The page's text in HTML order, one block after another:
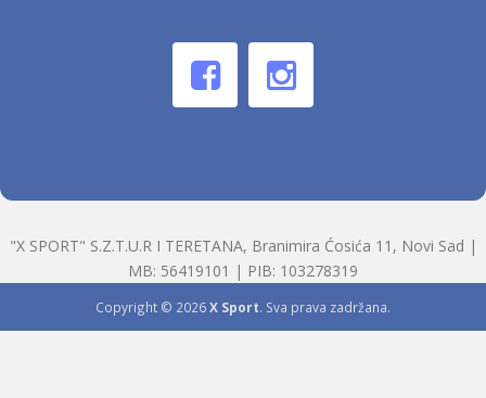
"X SPORT" S.Z.T.U.R I TERETANA, Branimira Ćosića 11, Novi Sad |
MB: 56419101 | PIB: 103278319
Copyright © 2026X Sport. Sva prava zadržana.